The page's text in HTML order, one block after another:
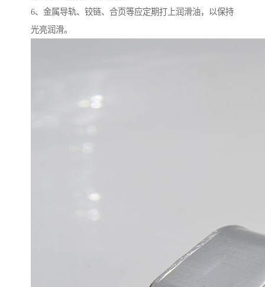
6、金属导轨、铰链、合页等应定期打上润滑油，以保持
光亮润滑。